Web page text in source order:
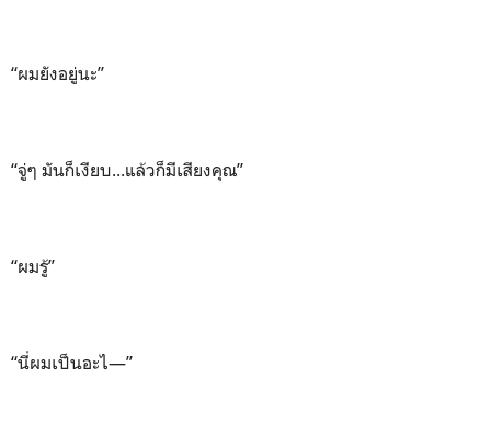
“ผมยังอยู่นะ”
“จู่ๆ มันก็เงียบ...แล้วก็มีเสียงคุณ”
“ผมรู้”
“นี่ผมเป็นอะไ—”